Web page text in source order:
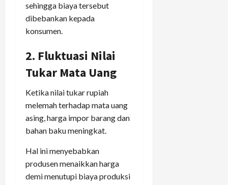
sehingga biaya tersebut
dibebankan kepada
konsumen.
2. Fluktuasi Nilai
Tukar Mata Uang
Ketika nilai tukar rupiah
melemah terhadap mata uang
asing, harga impor barang dan
bahan baku meningkat.
Hal ini menyebabkan
produsen menaikkan harga
demi menutupi biaya produksi